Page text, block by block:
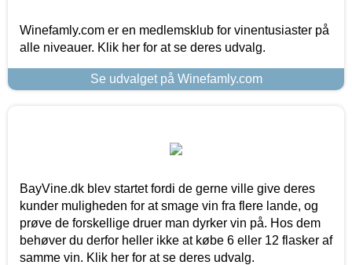
Winefamly.com er en medlemsklub for vinentusiaster på
alle niveauer. Klik her for at se deres udvalg.
Se udvalget på Winefamly.com
BayVine.dk blev startet fordi de gerne ville give deres
kunder muligheden for at smage vin fra flere lande, og
prøve de forskellige druer man dyrker vin på. Hos dem
behøver du derfor heller ikke at købe 6 eller 12 flasker af
samme vin. Klik her for at se deres udvalg.